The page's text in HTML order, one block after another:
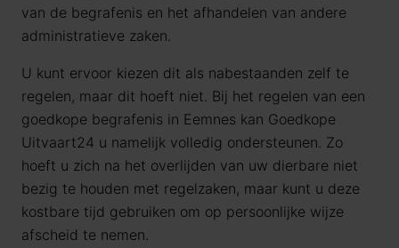
van de begrafenis en het afhandelen van andere
administratieve zaken.
U kunt ervoor kiezen dit als nabestaanden zelf te
regelen, maar dit hoeft niet. Bij het regelen van een
goedkope begrafenis in Eemnes kan Goedkope
Uitvaart24 u namelijk volledig ondersteunen. Zo
hoeft u zich na het overlijden van uw dierbare niet
bezig te houden met regelzaken, maar kunt u deze
kostbare tijd gebruiken om op persoonlijke wijze
afscheid te nemen.